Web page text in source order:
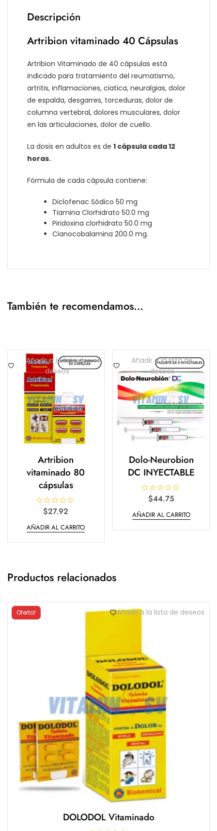
Descripción
Artribion vitaminado 40 Cápsulas
Artribion Vitaminado de 40 cápsulas está
indicado para tratamiento del reumatismo,
artritis, inflamaciones, ciatica, neuralgias, dolor
de espalda, desgarres, torceduras, dolor de
columna vertebral, dolores musculares, dolor
en las articulaciones, dolor de cuello.
La dosis en adultos es de 1 cápsula cada 12
horas.
Fórmula de cada cápsula contiene:
Diclofenac Sòdico 50 mg
Tiamina Clorhidrato 50.0 mg
Piridoxina clorhidrato 50.0 mg
Cianocobalamina 200.0 mg.
También te recomendamos…
Añadir a la lista de
deseos
Artribion
vitaminado 80
cápsulas
o
r
d
e
$27.92
AÑADIR AL CARRITO
Añadir a la lista de
deseos
Dolo-Neurobion
DC INYECTABLE
o
r
d
$44.75
AÑADIR AL CARRITO
Productos relacionados
Oferta! Añadir a la lista de deseos
DOLODOL Vitaminado